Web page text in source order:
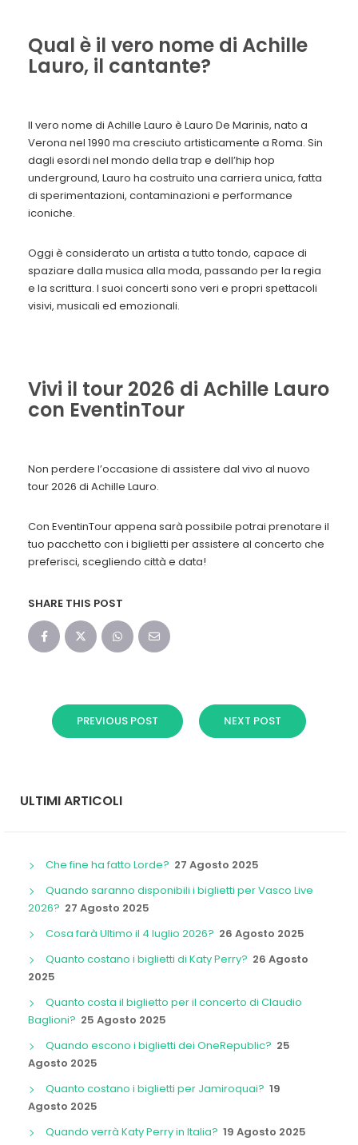
Qual è il vero nome di Achille
Lauro, il cantante?
Il vero nome di Achille Lauro è Lauro De Marinis, nato a
Verona nel 1990 ma cresciuto artisticamente a Roma. Sin
dagli esordi nel mondo della trap e dell’hip hop
underground, Lauro ha costruito una carriera unica, fatta
di sperimentazioni, contaminazioni e performance
iconiche.
Oggi è considerato un artista a tutto tondo, capace di
spaziare dalla musica alla moda, passando per la regia
e la scrittura. I suoi concerti sono veri e propri spettacoli
visivi, musicali ed emozionali.
Vivi il tour 2026 di Achille Lauro
con EventinTour
Non perdere l’occasione di assistere dal vivo al nuovo
tour 2026 di Achille Lauro.
Con EventinTour appena sarà possibile potrai prenotare il
tuo pacchetto con i biglietti per assistere al concerto che
preferisci, scegliendo città e data!
SHARE THIS POST
PREVIOUS POST NEXT POST
ULTIMI ARTICOLI
Che fine ha fatto Lorde? 27 Agosto 2025
Quando saranno disponibili i biglietti per Vasco Live
2026? 27 Agosto 2025
Cosa farà Ultimo il 4 luglio 2026? 26 Agosto 2025
Quanto costano i biglietti di Katy Perry? 26 Agosto
2025
Quanto costa il biglietto per il concerto di Claudio
Baglioni? 25 Agosto 2025
Quando escono i biglietti dei OneRepublic? 25
Agosto 2025
Quanto costano i biglietti per Jamiroquai? 19
Agosto 2025
Quando verrà Katy Perry in Italia? 19 Agosto 2025